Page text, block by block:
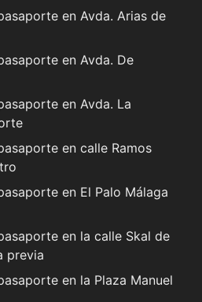
en Avda. Arias de
en Avda. De
en Avda. La
en calle Ramos
en El Palo Málaga
en la calle Skal de
previa
en la Plaza Manuel